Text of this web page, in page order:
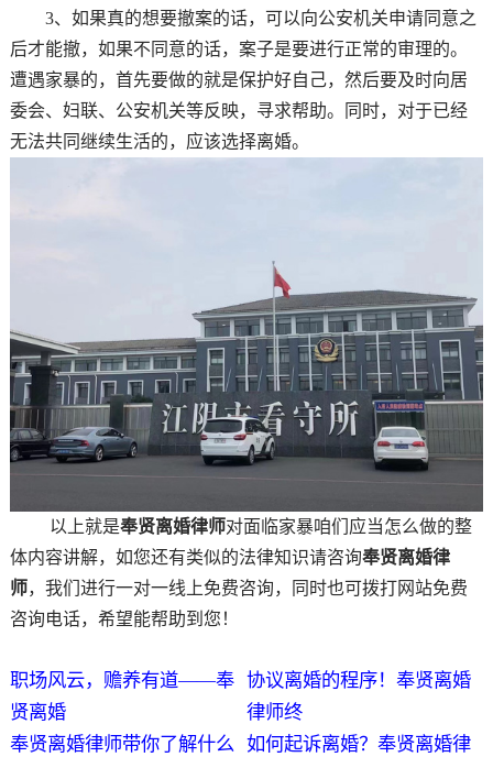
3、如果真的想要撤案的话，可以向公安机关申请同意之
后才能撤，如果不同意的话，案子是要进行正常的审理的。
遭遇家暴的，首先要做的就是保护好自己，然后要及时向居
委会、妇联、公安机关等反映，寻求帮助。同时，对于已经
无法共同继续生活的，应该选择离婚。
以上就是奉贤离婚律师对面临家暴咱们应当怎么做的整
体内容讲解，如您还有类似的法律知识请咨询奉贤离婚律
师，我们进行一对一线上免费咨询，同时也可拨打网站免费
咨询电话，希望能帮助到您！
职场风云，赡养有道——奉
贤离婚
协议离婚的程序！奉贤离婚
律师终
奉贤离婚律师带你了解什么
如何起诉离婚？奉贤离婚律